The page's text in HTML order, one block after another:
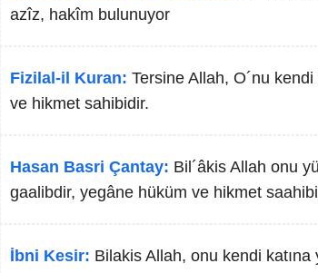
azîz, hakîm bulunuyor
Fizilal-il Kuran: Tersine Allah, O´nu
ve hikmet sahibidir.
Hasan Basri Çantay: Bil´âkis Allah onu
gaalibdir, yegâne hüküm ve hikmet
İbni Kesir: Bilakis Allah, onu kendi katına